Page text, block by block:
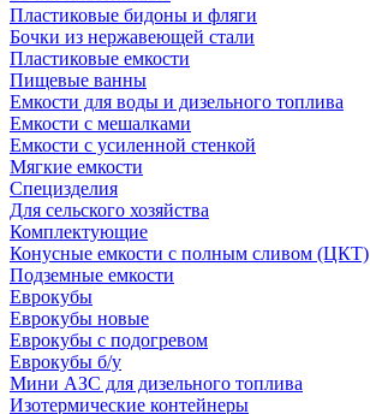
Пластиковые бидоны и фляги
Бочки из нержавеющей стали
Пластиковые емкости
Пищевые ванны
Емкости для воды и дизельного топлива
Емкости с мешалками
Емкости с усиленной стенкой
Мягкие емкости
Специзделия
Для сельского хозяйства
Комплектующие
Конусные емкости с полным сливом (ЦКТ)
Подземные емкости
Еврокубы
Еврокубы новые
Еврокубы с подогревом
Еврокубы б/у
Мини АЗС для дизельного топлива
Изотермические контейнеры